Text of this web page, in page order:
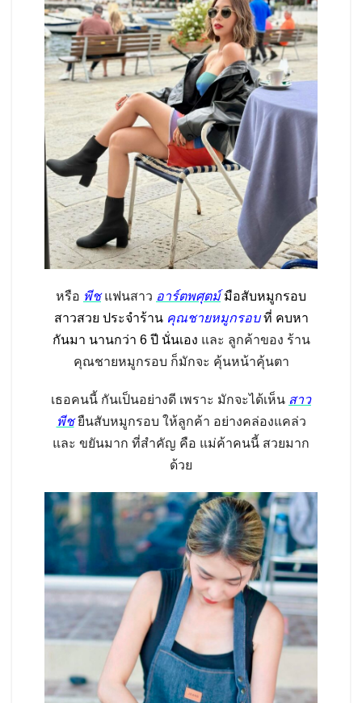
หรือ พีชแฟนสาว อาร์ตพศุตม์ มือสับหมูกรอบ
สาวสวย ประจำร้าน คุณชายหมูกรอบที่ คบหา
กันมา นานกว่า 6 ปี นั่นเอง และ ลูกค้าของ ร้าน
คุณชายหมูกรอบ ก็มักจะ คุ้นหน้าคุ้นตา
เธอคนนี้ กันเป็นอย่างดี เพราะ มักจะได้เห็น สาว
พีชยืนสับหมูกรอบ ให้ลูกค้า อย่างคล่องแคล่ว
และ ขยันมาก ที่สำคัญ คือ แม่ค้าคนนี้ สวยมาก
ด้วย